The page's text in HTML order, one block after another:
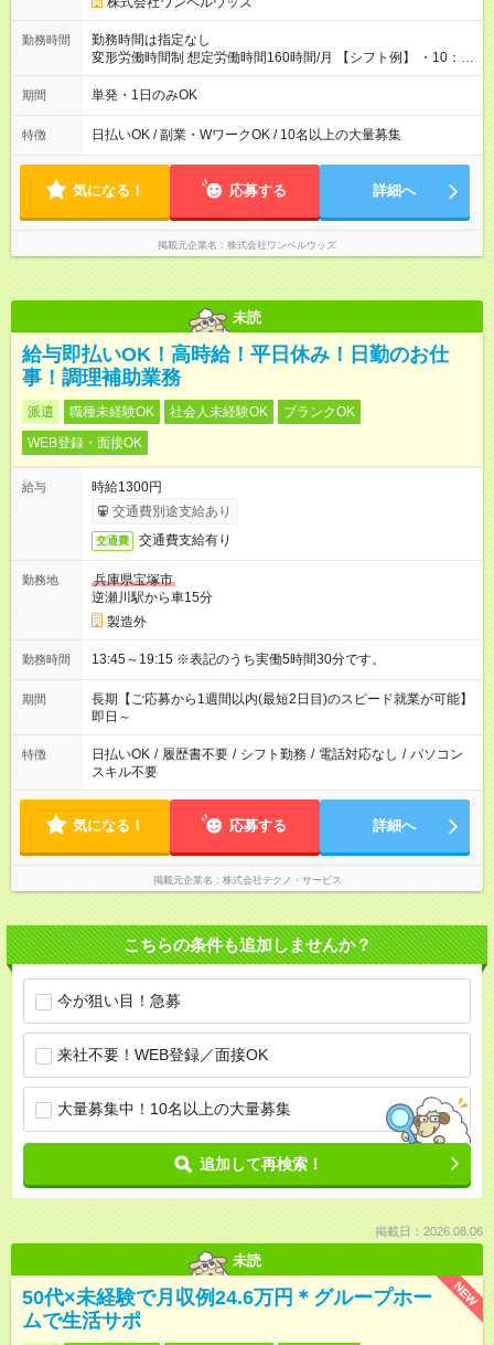
勤務時間
勤務時間は指定なし
変形労働時間制 想定労働時間160時間/月 【シフト例】 ・10：
00～20：00
期間 単発・1日のみOK
特徴 日払いOK / 副業・WワークOK / 10名以上の大量募集
気になる！ 応募する 詳細へ
掲載元企業名 株式会社ワンベルウッズ
未読
給与即払いOK！高時給！平日休み！日勤のお仕
事！調理補助業務
派遣 職種未経験OK 社会人未経験OK
ブランクOK
WEB登録・面接OK
給与
時給1300円
交通費別途支給あり
交通費 交通費支給有り
勤務地
兵庫県宝塚市
逆瀬川駅から車15分
製造外
勤務時間 13:45～19:15 ※表記のうち実働5時間30分です。
期間
長期【ご応募から1週間以内(最短2日目)のスピード就業が可能】
即日～
特徴 日払いOK / 履歴書不要 / シフト勤務 / 電話対応なし / パソコン
スキル不要
気になる！ 応募する 詳細へ
掲載元企業名 株式会社テクノ・サービス
こちらの条件も追加しませんか？
今が狙い目！急募
来社不要！WEB登録／面接OK
大量募集中！10名以上の大量募集
追加して再検索！
掲載日：2026.08.06
未読
NEW
50代×未経験で月収例24.6万円＊グループホー
ムで生活サポ